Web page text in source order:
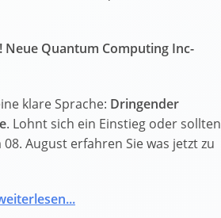
Quantum Computing Inc-
klare Sprache: Dringender
. Lohnt sich ein Einstieg oder sollten
August erfahren Sie was jetzt zu